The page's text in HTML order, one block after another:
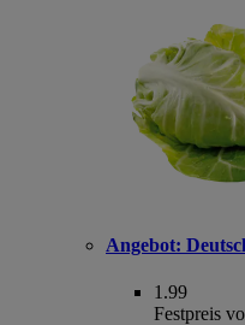
Angebot:
1.99
Festpreis